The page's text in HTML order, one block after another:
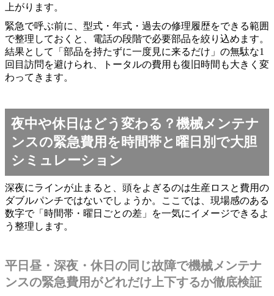
上がります。
緊急で呼ぶ前に、型式・年式・過去の修理履歴をできる範囲
で整理しておくと、電話の段階で必要部品を絞り込めます。
結果として「部品を持たずに一度見に来るだけ」の無駄な1
回目訪問を避けられ、トータルの費用も復旧時間も大きく変
わってきます。
夜中や休日はどう変わる？機械メンテナ
ンスの緊急費用を時間帯と曜日別で大胆
シミュレーション
深夜にラインが止まると、頭をよぎるのは生産ロスと費用の
ダブルパンチではないでしょうか。ここでは、現場感のある
数字で「時間帯・曜日ごとの差」を一気にイメージできるよ
う整理します。
平日昼・深夜・休日の同じ故障で機械メンテナ
ンスの緊急費用がどれだけ上下するか徹底検証